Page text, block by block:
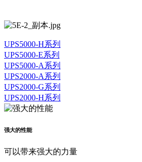
UPS5000-H系列
UPS5000-E系列
UPS5000-A系列
UPS2000-A系列
UPS2000-G系列
UPS2000-H系列
强大的性能
可以带来强大的力量